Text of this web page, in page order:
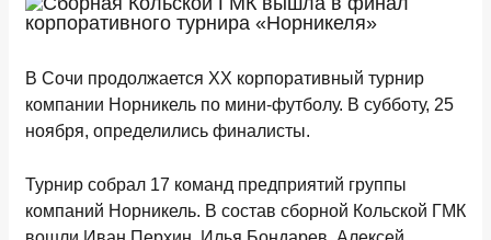
В Сочи продолжается XX корпоративный турнир
компании Норникель по мини-футболу. В субботу, 25
ноября, определились финалисты.
Турнир собрал 17 команд предприятий группы
компаний Норникель. В состав сборной Кольской ГМК